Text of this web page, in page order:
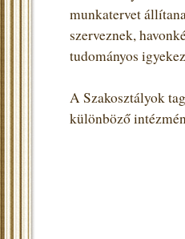
munkatervet
szerveznek,
tudományos
A Szakosztályok
különböző